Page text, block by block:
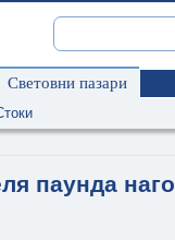
Световни пазари
паунда